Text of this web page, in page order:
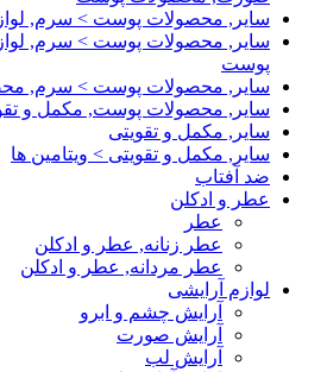
سایر, محصولات پوست > سرم,
سایر, محصولات پوست > سرم,
پوست
سایر, محصولات پوست > سرم,
سایر, محصولات پوست, مکمل و
سایر, مکمل و تقویتی
سایر, مکمل و تقویتی > ویتامین ها
ضد آفتاب
عطر و ادکلن
عطر
عطر زنانه, عطر و ادکلن
عطر مردانه, عطر و ادکلن
لوازم آرایشی
آرایش چشم و ابرو
آرایش صورت
آرایش لب